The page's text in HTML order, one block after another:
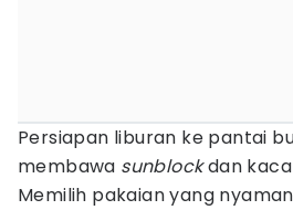
Persiapan liburan ke pantai
membawa sunblockdan
Memilih pakaian yang